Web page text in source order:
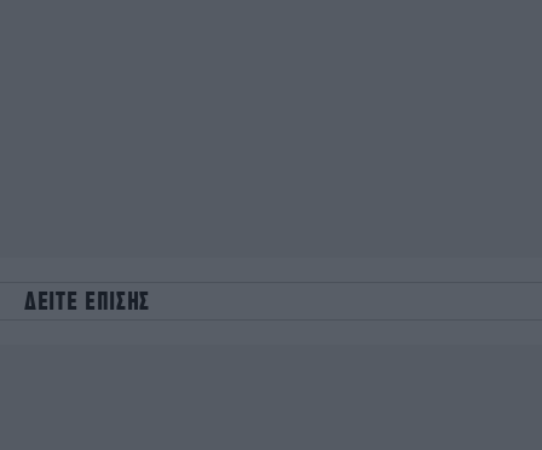
ΔΕΙΤΕ ΕΠΙΣΗΣ